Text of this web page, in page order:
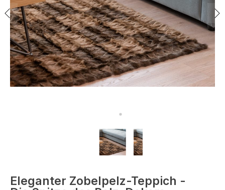
Eleganter Zobelpelz-Teppich -